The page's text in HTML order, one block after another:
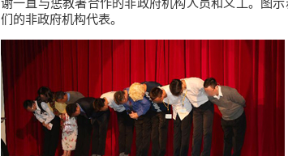
们的非政府机构代表。